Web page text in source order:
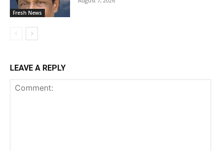
Fresh News
LEAVE A REPLY